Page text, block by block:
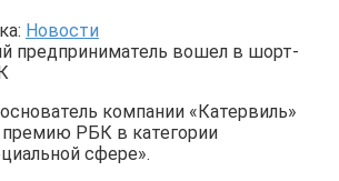
Новости
компании «Катервиль»
РБК в категории
сфере».